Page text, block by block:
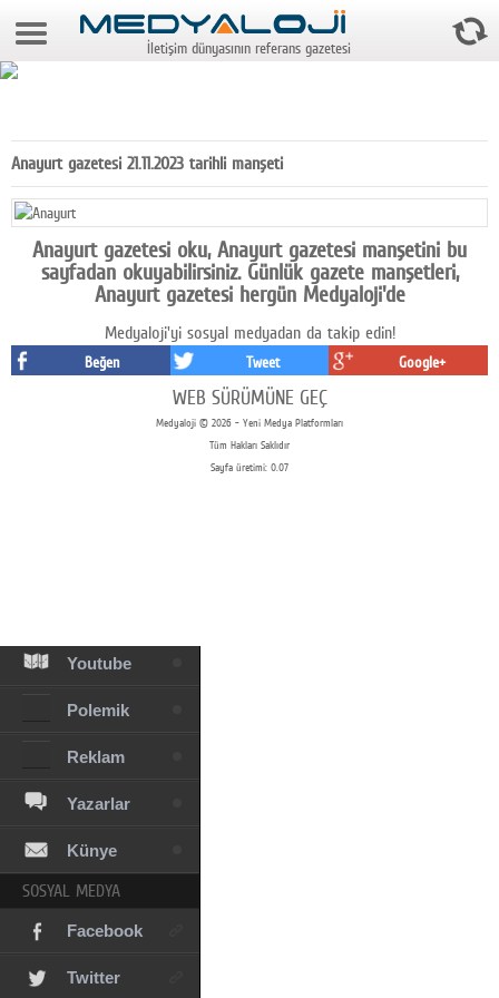
9 Ağustos 2026 3:02:03
Gazeteler
Medya
Reyting-tiraj
Teknoloji
Youtube
Polemik
Reklam
Yazarlar
Künye
SOSYAL MEDYA
Facebook
Twitter
İletişim dünyasının referans gazetesi
Anayurt gazetesi 21.11.2023 tarihli manşeti
Anayurt gazetesi oku, Anayurt gazetesi manşetini bu
sayfadan okuyabilirsiniz. Günlük gazete manşetleri,
Anayurt gazetesi hergün Medyaloji'de
Medyaloji'yi sosyal medyadan da takip edin!
Beğen Tweet Google+
WEB SÜRÜMÜNE GEÇ
Medyaloji © 2026 - Yeni Medya Platformları
Tüm Hakları Saklıdır
Sayfa üretimi: 0.07